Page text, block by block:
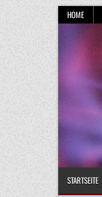
Skip
to
content
HOME
STARTSEITE